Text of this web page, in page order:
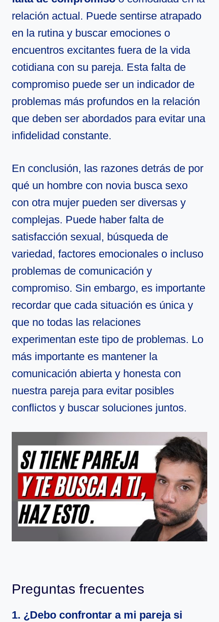
relación actual. Puede sentirse atrapado
en la rutina y buscar emociones o
encuentros excitantes fuera de la vida
cotidiana con su pareja. Esta falta de
compromiso puede ser un indicador de
problemas más profundos en la relación
que deben ser abordados para evitar una
infidelidad constante.
En conclusión, las razones detrás de por
qué un hombre con novia busca sexo
con otra mujer pueden ser diversas y
complejas. Puede haber falta de
satisfacción sexual, búsqueda de
variedad, factores emocionales o incluso
problemas de comunicación y
compromiso. Sin embargo, es importante
recordar que cada situación es única y
que no todas las relaciones
experimentan este tipo de problemas. Lo
más importante es mantener la
comunicación abierta y honesta con
nuestra pareja para evitar posibles
conflictos y buscar soluciones juntos.
Preguntas frecuentes
1. ¿Debo confrontar a mi pareja si